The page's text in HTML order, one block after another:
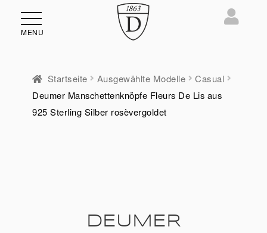
MENU
Startseite Ausgewählte Modelle
Casual
Deumer Manschettenknöpfe Fleurs De Lis aus
925 Sterling Silber rosèvergoldet
DEUMER